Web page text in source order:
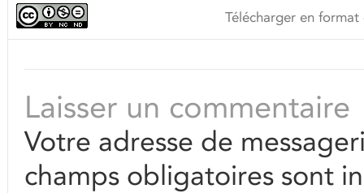
Télécharger en
Laisser un commentaire
Votre adresse de
champs obligatoires sont